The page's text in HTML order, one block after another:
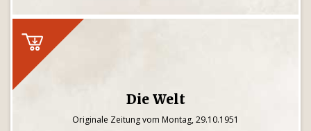
Die Welt
Originale Zeitung vom Montag, 29.10.1951